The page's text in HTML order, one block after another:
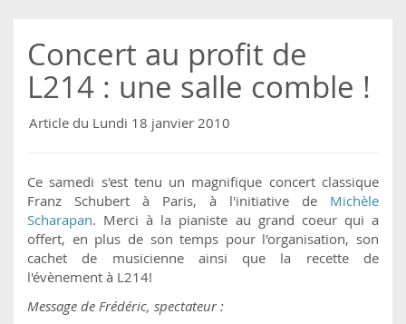
Concert au profit de
L214 : une salle comble !
Article du Lundi 18 janvier 2010
Ce samedi s'est tenu un magnifique concert classique
Franz Schubert à Paris, à l'initiative de Michèle
Scharapan. Merci à la pianiste au grand coeur qui a
offert, en plus de son temps pour l'organisation, son
cachet de musicienne ainsi que la recette de
l'évènement à L214!
Message de Frédéric, spectateur :